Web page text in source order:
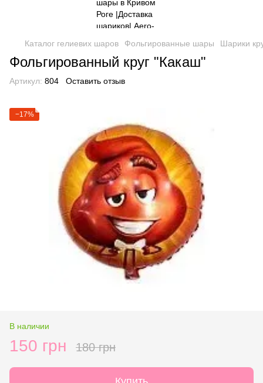
Каталог гелиевих шаров Фольгированные шары Шарики
Фольгированный круг "Какаш"
Артикул: 804 Оставить отзыв
−17%
В наличии
150 грн 180 грн